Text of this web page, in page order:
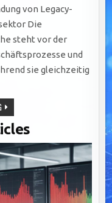
von Legacy-
Die
steht vor der
und
sie gleichzeitig
EFFIZIENTE
INTEGRATION
VON
LEGACY-
SYSTEMEN:
SCHLÜSSEL
ZU
AGILEM
BANKING
DURCH
LÖSUNGEN